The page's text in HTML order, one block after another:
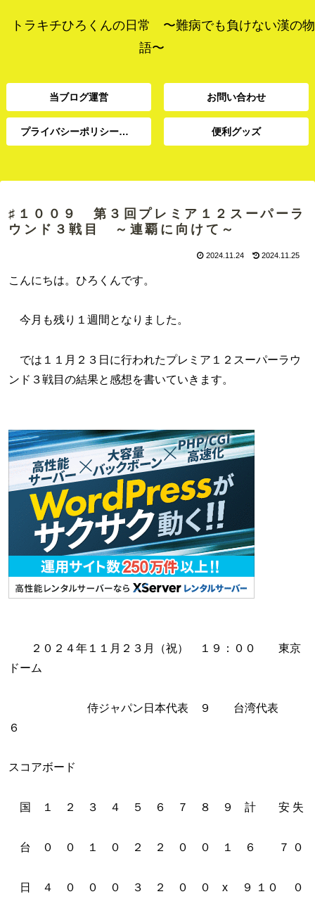
トラキチひろくんの日常 〜難病でも負けない漢の物
語〜
当ブログ運営 お問い合わせ
プライバシーポリシー、免責事項 便利グッズ
♯１００９ 第３回プレミア１２スーパーラ
ウンド３戦目 ～連覇に向けて～
2024.11.24 2024.11.25
こんにちは。ひろくんです。
今月も残り１週間となりました。
では１１月２３日に行われたプレミア１２スーパーラウ
ンド３戦目の結果と感想を書いていきます。
２０２４年１１月２３月（祝） １９：００ 東京
ドーム
侍ジャパン日本代表 ９ 台湾代表
６
スコアボード
国 １ ２ ３ ４ ５ ６ ７ ８ ９ 計 安 失
台 ０ ０ １ ０ ２ ２ ０ ０ １ ６ ７ ０
日 ４ ０ ０ ０ ３ ２ ０ ０ x ９ １０ ０